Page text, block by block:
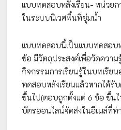
แบบทดสอบหลังเรียน- หน่วยก
ในระบบนิเวศพื้นที่ชุ่มน้ำ
แบบทดสอบนี้เป็นแบบทดสอบห
ข้อ มีวัตถุประสงค์เพื่อวัดความ
กิจกรรมการเรียนรู้ในบทเรีย
ทดสอบหลังเรียนแล้วหากได้รั
ขึ้นไป(ตอบถูกตั้งแต่ 6 ข้อ ขึ้นไ
บัตรออนไลน์จัดส่งในอีเมล์ที่ท่